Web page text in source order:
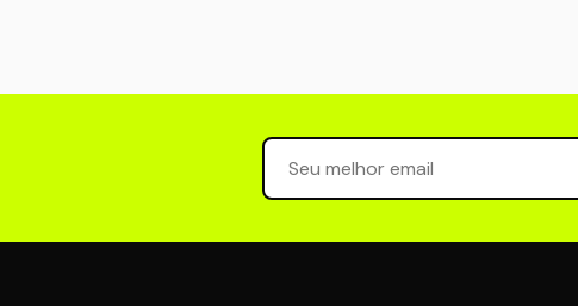
Seu email para newsletter